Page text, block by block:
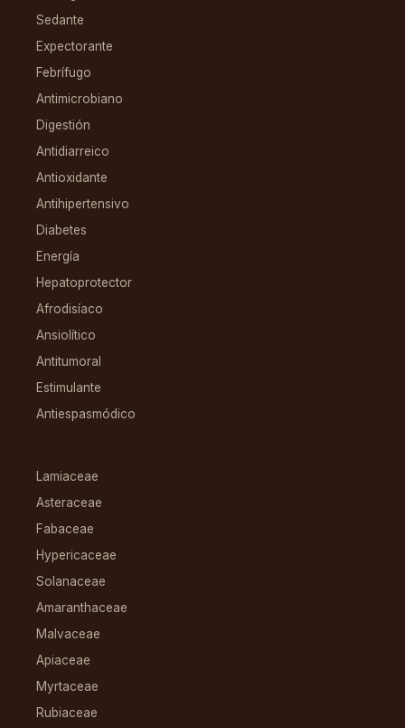
Sedante
Expectorante
Febrífugo
Antimicrobiano
Digestión
Antidiarreico
Antioxidante
Antihipertensivo
Diabetes
Energía
Hepatoprotector
Afrodisíaco
Ansiolítico
Antitumoral
Estimulante
Antiespasmódico
Lamiaceae
Asteraceae
Fabaceae
Hypericaceae
Solanaceae
Amaranthaceae
Malvaceae
Apiaceae
Myrtaceae
Rubiaceae